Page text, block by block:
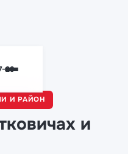
29
И РАЙОН
и